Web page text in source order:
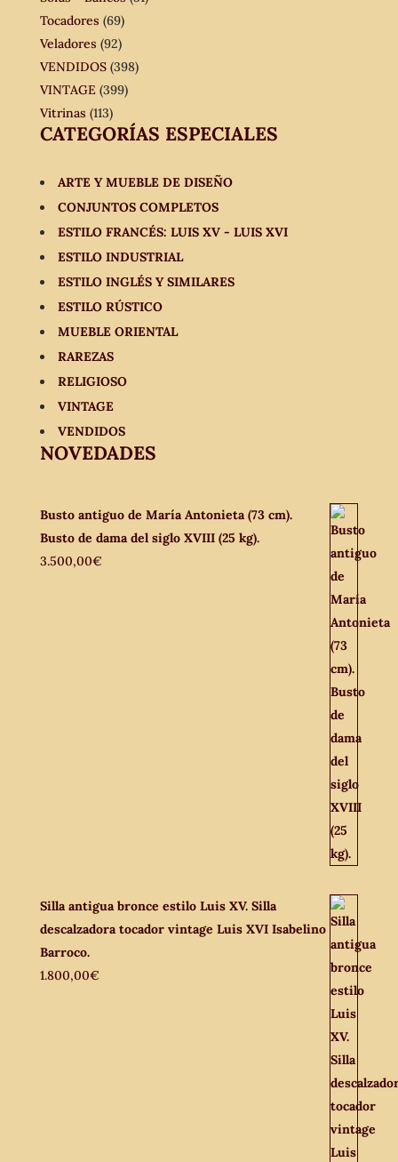
Tocadores (69)
Veladores (92)
VENDIDOS (398)
VINTAGE (399)
Vitrinas (113)
CATEGORÍAS ESPECIALES
ARTE Y MUEBLE DE DISEÑO
CONJUNTOS COMPLETOS
ESTILO FRANCÉS: LUIS XV - LUIS XVI
ESTILO INDUSTRIAL
ESTILO INGLÉS Y SIMILARES
ESTILO RÚSTICO
MUEBLE ORIENTAL
RAREZAS
RELIGIOSO
VINTAGE
VENDIDOS
NOVEDADES
Busto antiguo de María Antonieta (73 cm).
Busto de dama del siglo XVIII (25 kg).
3.500,00€
Silla antigua bronce estilo Luis XV. Silla
descalzadora tocador vintage Luis XVI Isabelino
Barroco.
1.800,00€